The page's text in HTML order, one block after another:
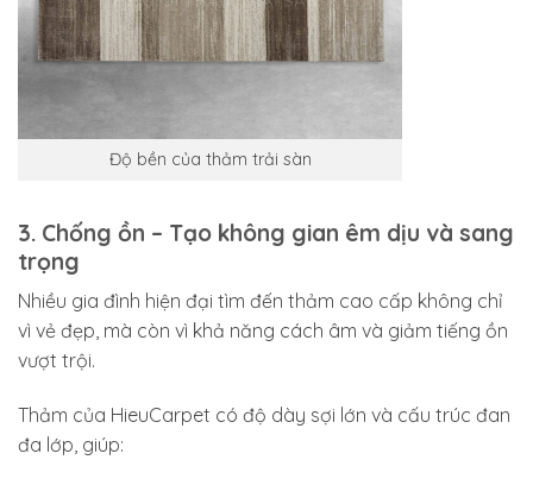
Độ bền của thảm trải sàn
3. Chống ồn – Tạo không gian êm dịu và sang
trọng
Nhiều gia đình hiện đại tìm đến thảm cao cấp không chỉ
vì vẻ đẹp, mà còn vì khả năng cách âm và giảm tiếng ồn
vượt trội.
Thảm của HieuCarpet có độ dày sợi lớn và cấu trúc đan
đa lớp, giúp: